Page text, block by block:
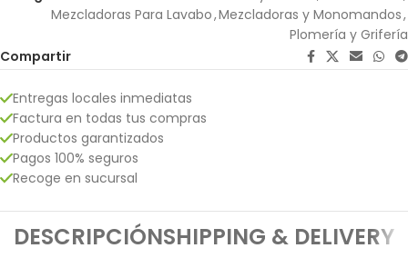
Mezcladoras Para Lavabo,Mezcladoras y Monomandos,
Plomería y Grifería
Compartir
Entregas locales inmediatas
Factura en todas tus compras
Productos garantizados
Pagos 100% seguros
Recoge en sucursal
DESCRIPCIÓNSHIPPING & DELIVERY